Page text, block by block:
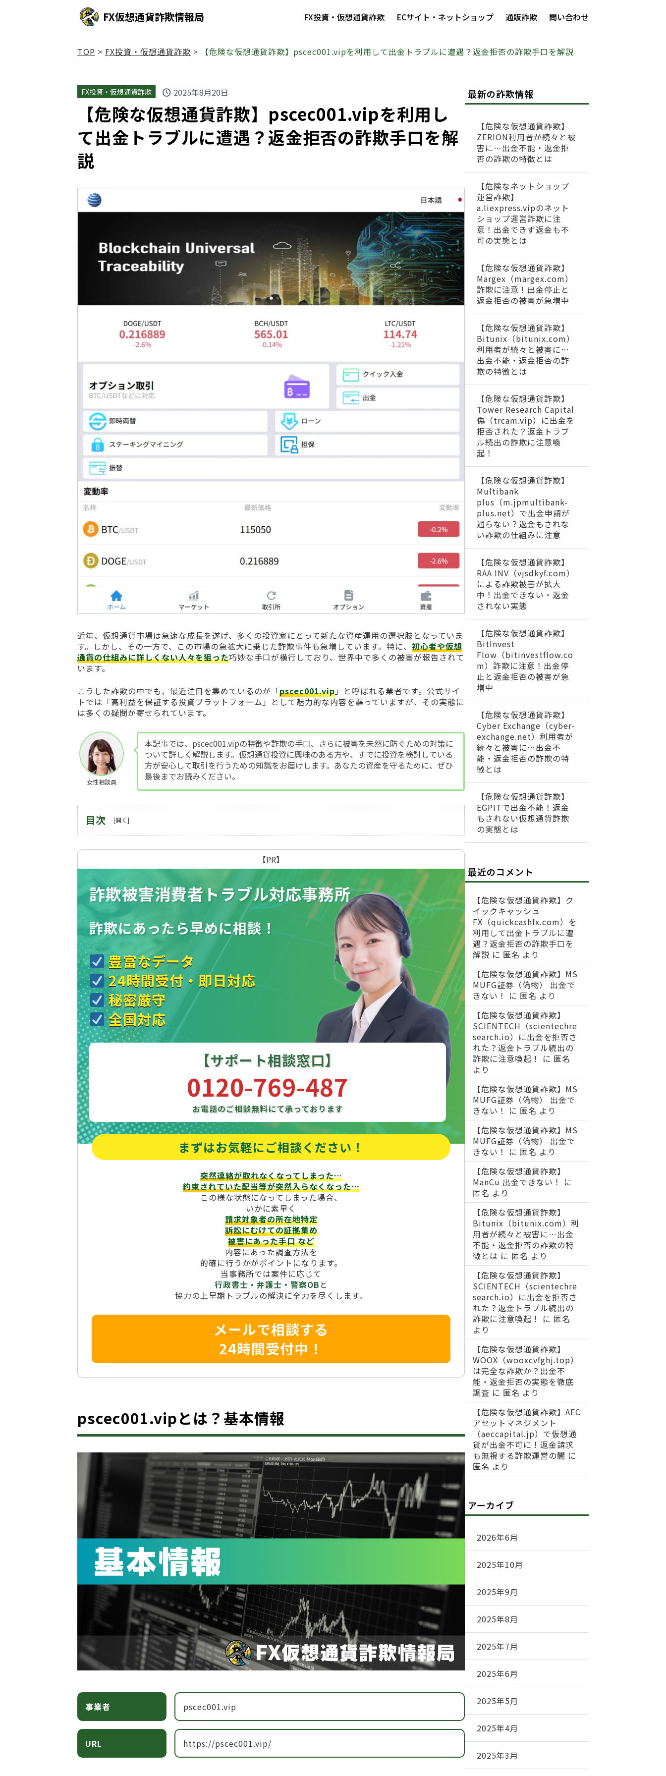
FX仮想通貨詐欺情報局 FX投資・仮想通貨詐欺 ECサイト・ネットショップ 通販詐欺 問い合わせ
TOP > FX投資・仮想通貨詐欺 > 【危険な仮想通貨詐欺】pscec001.vipを利用して出金トラブルに遭遇？返金拒否の詐欺手口を解説
FX投資・仮想通貨詐欺 schedule 2025年8月20日
【危険な仮想通貨詐欺】pscec001.vipを利用し
て出金トラブルに遭遇？返金拒否の詐欺手口を解
説
近年、仮想通貨市場は急速な成長を遂げ、多くの投資家にとって新たな資産運用の選択肢となっていま
す。しかし、その一方で、この市場の急拡大に乗じた詐欺事件も急増しています。特に、 初心者や仮想
通貨の仕組みに詳しくない人々を狙った巧妙な手口が横行しており、世界中で多くの被害が報告されて
います。
こうした詐欺の中でも、最近注目を集めているのが「pscec001.vip」と呼ばれる業者です。公式サイ
トでは「高利益を保証する投資プラットフォーム」として魅力的な内容を謳っていますが、その実態に
は多くの疑問が寄せられています。
女性相談員
本記事では、pscec001.vipの特徴や詐欺の手口、さらに被害を未然に防ぐための対策に
ついて詳しく解説します。仮想通貨投資に興味のある方や、すでに投資を検討している
方が安心して取引を行うための知識をお届けします。あなたの資産を守るために、ぜひ
最後までお読みください。
目次
【PR】
詐欺被害消費者トラブル対応事務所
詐欺にあったら早めに相談！
豊富なデータ
24時間受付・即日対応
秘密厳守
全国対応
【サポート相談窓口】
0120-769-487
お電話のご相談無料にて承っております
まずはお気軽にご相談ください！
突然連絡が取れなくなってしまった…
約束されていた配当等が突然入らなくなった…
この様な状態になってしまった場合、
いかに素早く
請求対象者の所在地特定
訴訟にむけての証拠集め
被害にあった手口など
内容にあった調査方法を
的確に行うかがポイントになります。
当事務所では案件に応じて
行政書士・弁護士・警察OB と
協力の上早期トラブルの解決に全力を尽くします。
メールで相談する
24時間受付中！
pscec001.vipとは？基本情報
事業者 pscec001.vip
URL https://pscec001.vip/
最新の詐欺情報
【危険な仮想通貨詐欺】
ZERION利用者が続々と被
害に…出金不能・返金拒
否の詐欺の特徴とは
【危険なネットショップ
運営詐欺】
a.liexpress.vipのネット
ショップ運営詐欺に注
意！出金できず返金も不
可の実態とは
【危険な仮想通貨詐欺】
Margex（margex.com）
詐欺に注意！出金停止と
返金拒否の被害が急増中
【危険な仮想通貨詐欺】
Bitunix（bitunix.com）
利用者が続々と被害に…
出金不能・返金拒否の詐
欺の特徴とは
【危険な仮想通貨詐欺】
Tower Research Capital
偽（trcam.vip）に出金を
拒否された？返金トラブ
ル続出の詐欺に注意喚
起！
【危険な仮想通貨詐欺】
Multibank
plus（m.jpmultibank-
plus.net）で出金申請が
通らない？返金もされな
い詐欺の仕組みに注意
【危険な仮想通貨詐欺】
RAA INV（vjsdkyf.com）
による詐欺被害が拡大
中！出金できない・返金
されない実態
【危険な仮想通貨詐欺】
BitInvest
Flow（bitinvestflow.co
m）詐欺に注意！出金停
止と返金拒否の被害が急
増中
【危険な仮想通貨詐欺】
Cyber Exchange（cyber-
exchange.net）利用者が
続々と被害に…出金不
能・返金拒否の詐欺の特
徴とは
【危険な仮想通貨詐欺】
EGPITで出金不能！返金
もされない仮想通貨詐欺
の実態とは
最近のコメント
【危険な仮想通貨詐欺】ク
イックキャッシュ
FX（quickcashfx.com）を
利用して出金トラブルに遭
遇？返金拒否の詐欺手口を
解説 に 匿名 より
【危険な仮想通貨詐欺】MS
MUFG証券（偽物） 出金で
きない！
に 匿名 より
【危険な仮想通貨詐欺】
SCIENTECH（scientechre
search.io）に出金を拒否さ
れた？返金トラブル続出の
詐欺に注意喚起！
に 匿名
より
【危険な仮想通貨詐欺】MS
MUFG証券（偽物） 出金で
きない！
に 匿名 より
【危険な仮想通貨詐欺】MS
MUFG証券（偽物） 出金で
きない！
に 匿名 より
【危険な仮想通貨詐欺】
ManCu 出金できない！
に
匿名 より
【危険な仮想通貨詐欺】
Bitunix（bitunix.com）利
用者が続々と被害に…出金
不能・返金拒否の詐欺の特
徴とは に 匿名 より
【危険な仮想通貨詐欺】
SCIENTECH（scientechre
search.io）に出金を拒否さ
れた？返金トラブル続出の
詐欺に注意喚起！
に 匿名
より
【危険な仮想通貨詐欺】
WOOX（wooxcvfghj.top）
は完全な詐欺か？出金不
能・返金拒否の実態を徹底
調査 に 匿名 より
【危険な仮想通貨詐欺】AEC
アセットマネジメント
（aeccapital.jp）で仮想通
貨が出金不可に！返金請求
も無視する詐欺運営の闇 に
匿名 より
アーカイブ
2026年6月
2025年10月
2025年9月
2025年8月
2025年7月
2025年6月
2025年5月
2025年4月
2025年3月